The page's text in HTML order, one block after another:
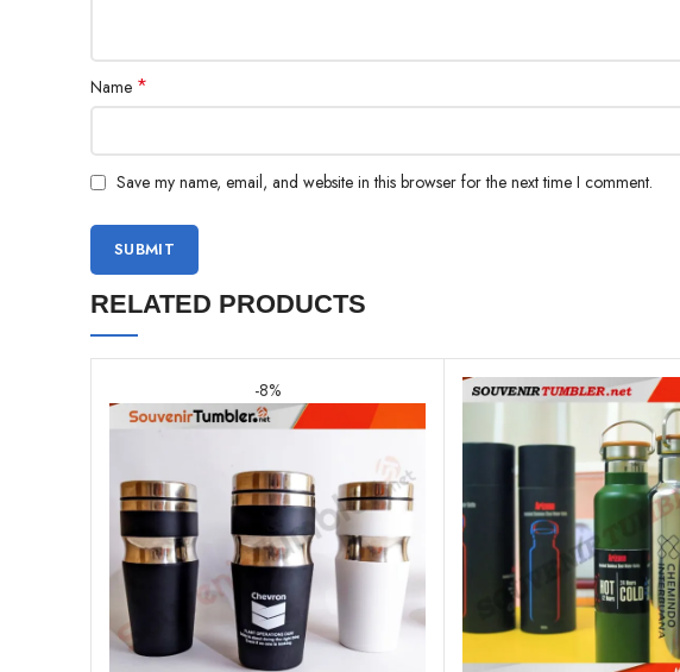
Name *
Save my name, email, and website in this browser for the next time I comment.
RELATED PRODUCTS
-8%